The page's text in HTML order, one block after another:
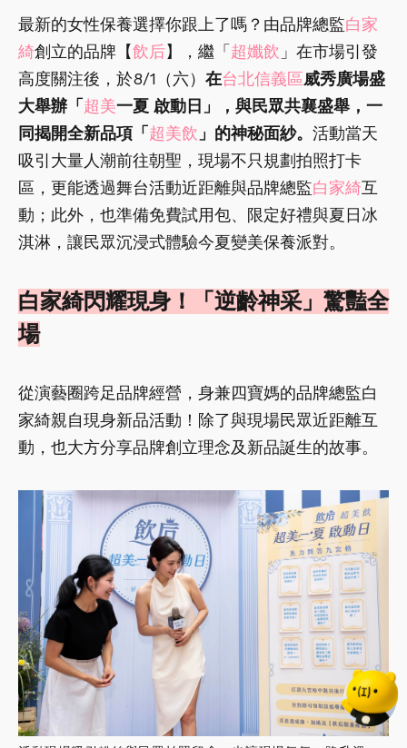
最新的女性保養選擇你跟上了嗎？由品牌總監白家
綺創立的品牌【飲后】，繼「超孅飲 」在市場引發
高度關注後，於8/1（六） 在台北信義區威秀廣場盛
大舉辦「超美一夏 啟動日」，與民眾共襄盛舉，一
同揭開全新品項「超美飲 」的神秘面紗。 活動當天
吸引大量人潮前往朝聖，現場不只規劃拍照打卡
區，更能透過舞台活動近距離與品牌總監白家綺互
動；此外，也準備免費試用包、限定好禮與夏日冰
淇淋，讓民眾沉浸式體驗今夏變美保養派對。
白家綺閃耀現身！「逆齡神采」驚豔全
場
從演藝圈跨足品牌經營，身兼四寶媽的品牌總監白
家綺親自現身新品活動！除了與現場民眾近距離互
動，也大方分享品牌創立理念及新品誕生的故事。